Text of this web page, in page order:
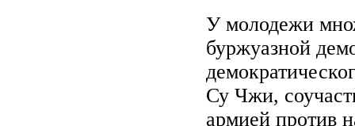
У молодежи
буржуазной
Су Чжи,
армией против